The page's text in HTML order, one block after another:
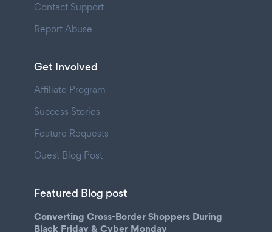
Contact Support
Report Abuse
Get Involved
Affiliate Program
Success Stories
Feature Requests
Guest Blog Post
Featured Blog post
Converting Cross-Border Shoppers During
Black Friday & Cyber Monday